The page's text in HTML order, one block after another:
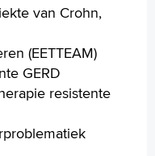
+
van Crohn,
(EETTEAM)
GERD
resistente